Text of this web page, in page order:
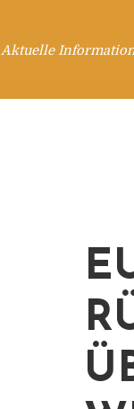
Aktuelle